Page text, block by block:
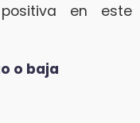
en este
o baja